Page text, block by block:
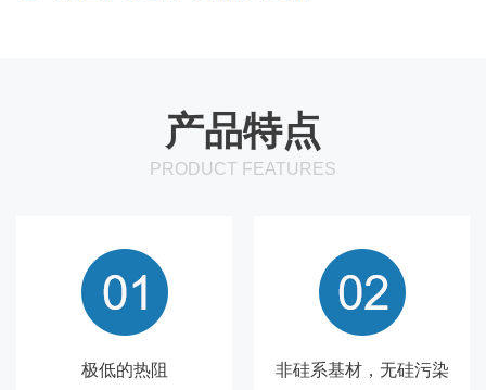
产品特点
PRODUCT FEATURES
极低的热阻 非硅系基材，无硅污染